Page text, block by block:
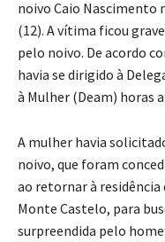
noivo Caio Nascimento
(12). A vítima ficou
pelo noivo. De acordo
havia se dirigido à
à Mulher (Deam) horas
A mulher havia
noivo, que foram
ao retornar à
Monte Castelo, para
surpreendida pelo